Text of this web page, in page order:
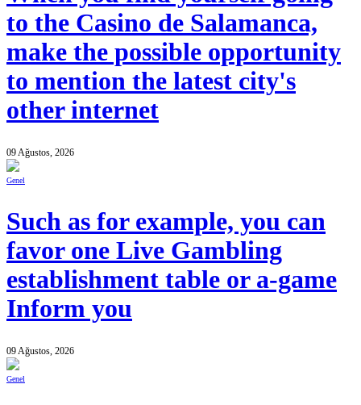
to the Casino de Salamanca,
make the possible opportunity
to mention the latest city's
other internet
09 Ağustos, 2026
Genel
Such as for example, you can
favor one Live Gambling
establishment table or a-game
Inform you
09 Ağustos, 2026
Genel